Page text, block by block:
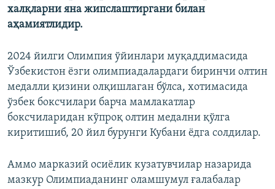
халқларни яна жипслаштиргани билан
аҳамиятлидир.
2024 йилги Олимпия ўйинлари муқаддимасида
Ўзбекистон ёзги олимпиадалардаги биринчи олтин
медалли қизини олқишлаган бўлса, хотимасида
ўзбек боксчилари барча мамлакатлар
боксчиларидан кўпроқ олтин медални қўлга
киритишиб, 20 йил бурунги Кубани ёдга солдилар.
Аммо марказий осиёлик кузатувчилар назарида
мазкур Олимпиаданинг оламшумул ғалабалар